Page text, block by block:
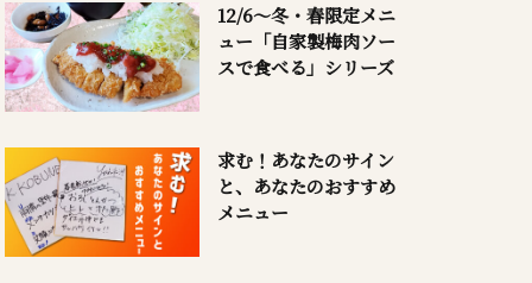
12/6～冬・春限定メニ
ュー「自家製梅肉ソー
スで食べる」シリーズ
求む！あなたのサイン
と、あなたのおすすめ
メニュー